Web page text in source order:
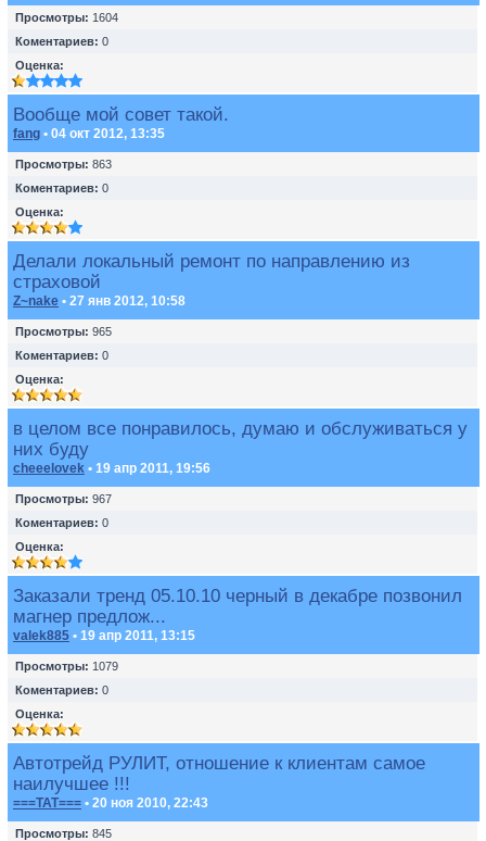
Просмотры: 1604
Коментариев: 0
Оценка:
Вообще мой совет такой.
fang • 04 окт 2012, 13:35
Просмотры: 863
Коментариев: 0
Оценка:
Делали локальный ремонт по направлению из
страховой
Z~nake • 27 янв 2012, 10:58
Просмотры: 965
Коментариев: 0
Оценка:
в целом все понравилось, думаю и обслуживаться у
них буду
cheeelovek • 19 апр 2011, 19:56
Просмотры: 967
Коментариев: 0
Оценка:
Заказали тренд 05.10.10 черный в декабре позвонил
магнер предлож...
valek885 • 19 апр 2011, 13:15
Просмотры: 1079
Коментариев: 0
Оценка:
Автотрейд РУЛИТ, отношение к клиентам самое
наилучшее !!!
===TAT=== • 20 ноя 2010, 22:43
Просмотры: 845